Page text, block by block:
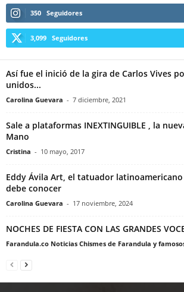
350 Seguidores
3,099 Seguidores
Así fue el inició de la gira de Carlos Vives
unidos...
Carolina Guevara - 7 diciembre, 2021
Sale a plataformas INEXTINGUIBLE , la
Mano
Cristina - 10 mayo, 2017
Eddy Ávila Art, el tatuador
debe conocer
Carolina Guevara - 17 noviembre, 2024
NOCHES DE FIESTA CON LAS GRANDES
Farandula.co Noticias Chismes de Farandula y